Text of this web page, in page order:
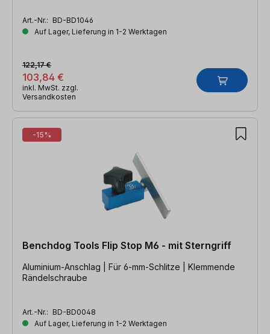
Art.-Nr.: BD-BD1046
Auf Lager, Lieferung in 1-2 Werktagen
103,84 €
122,17 €
inkl. MwSt. zzgl.
Versandkosten
-15%
Benchdog Tools Flip Stop M6 - mit Sterngriff
Aluminium-Anschlag | Für 6-mm-Schlitze | Klemmende
Rändelschraube
Art.-Nr.: BD-BD0048
Auf Lager, Lieferung in 1-2 Werktagen